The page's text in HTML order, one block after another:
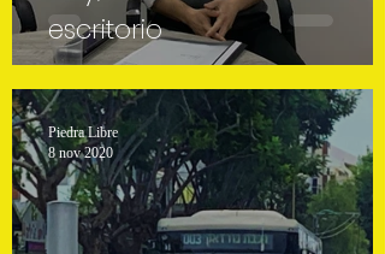
escritorio
Piedra Libre
8 nov 2020